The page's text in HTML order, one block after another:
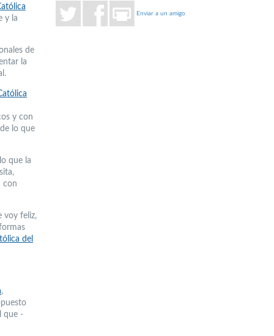
y la
de
la
y con
lo que
que la
con
voy feliz,
del
,
que -
Enviar a un amigo